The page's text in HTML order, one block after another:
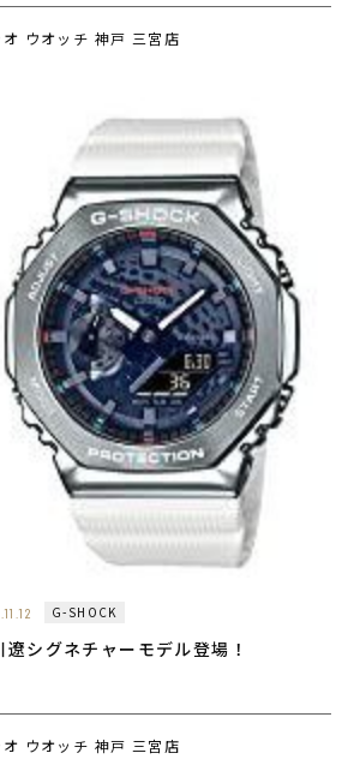
オ ウオッチ 神戸 三宮店
G-SHOCK
遼シグネチャーモデル登場！
オ ウオッチ 神戸 三宮店